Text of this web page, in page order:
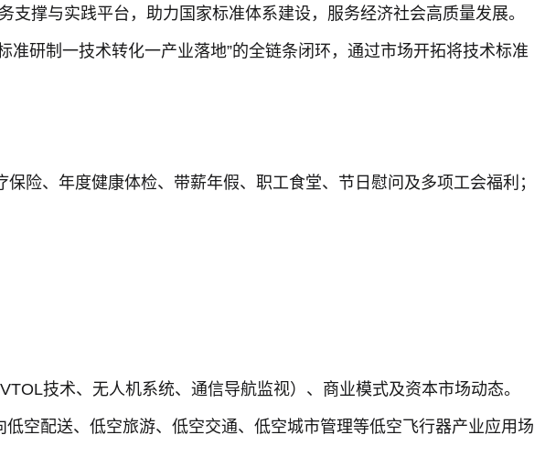
撑与实践平台，助力国家标准体系建设，服务经济社会高质量发展。
研制一技术转化一产业落地”的全链条闭环，通过市场开拓将技术标准
险、年度健康体检、带薪年假、职工食堂、节日慰问及多项工会福利；
技术、无人机系统、通信导航监视）、商业模式及资本市场动态。
空配送、低空旅游、低空交通、低空城市管理等低空飞行器产业应用场